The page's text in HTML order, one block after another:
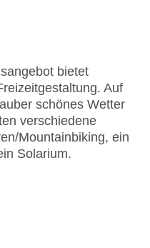
bietet
Auf
schönes Wetter
verschiedene
Mountainbiking, ein
Solarium.